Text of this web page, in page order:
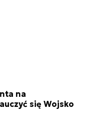
na
się Wojsko